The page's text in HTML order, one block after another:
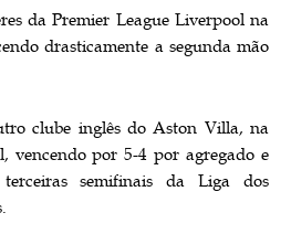
da Premier League Liverpool na
drasticamente a segunda mão
clube inglês do Aston Villa, na
vencendo por 5-4 por agregado e
semifinais da Liga dos